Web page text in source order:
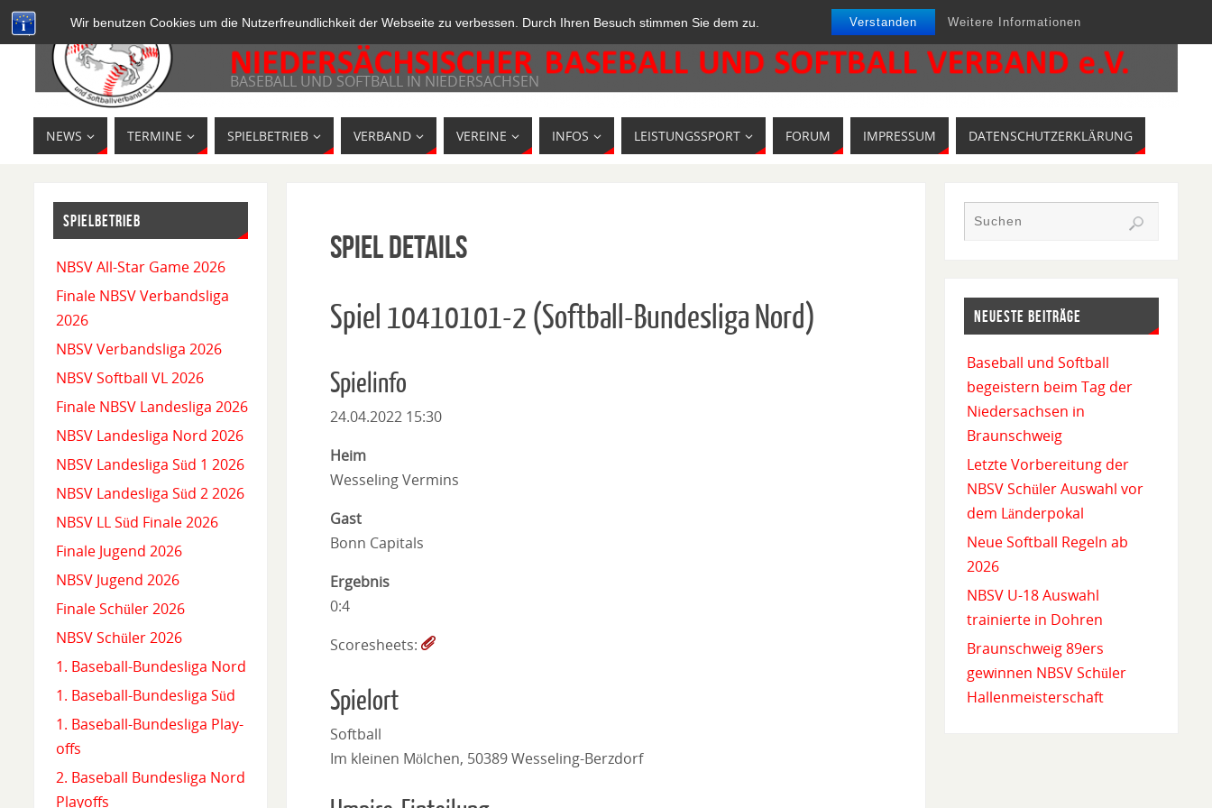
Wir benutzen Cookies um die Nutzerfreundlichkeit der Webseite zu verbessen. Durch Ihren Besuch stimmen Sie dem zu. Verstanden Weitere Informationen
BASEBALL UND SOFTBALL IN NIEDERSACHSEN
NEWS TERMINE SPIELBETRIEB VERBAND VEREINE INFOS LEISTUNGSSPORT FORUM IMPRESSUM DATENSCHUTZERKLÄRUNG
Spiel Details
Spiel 10410101-2 (Softball-Bundesliga Nord)
Spielinfo
24.04.2022 15:30
Heim
Wesseling Vermins
Gast
Bonn Capitals
Ergebnis
0:4
Scoresheets:
Spielort
Softball
Im kleinen Mölchen, 50389 Wesseling-Berzdorf
SPIELBETRIEB
NBSV All-Star Game 2026
Finale NBSV Verbandsliga
2026
NBSV Verbandsliga 2026
NBSV Softball VL 2026
Finale NBSV Landesliga 2026
NBSV Landesliga Nord 2026
NBSV Landesliga Süd 1 2026
NBSV Landesliga Süd 2 2026
NBSV LL Süd Finale 2026
Finale Jugend 2026
NBSV Jugend 2026
Finale Schüler 2026
NBSV Schüler 2026
1. Baseball-Bundesliga Nord
1. Baseball-Bundesliga Süd
1. Baseball-Bundesliga Play-
offs
2. Baseball Bundesliga Nord
Playoffs
NEUESTE BEITRÄGE
Baseball und Softball
begeistern beim Tag der
Niedersachsen in
Braunschweig
Letzte Vorbereitung der
NBSV Schüler Auswahl vor
dem Länderpokal
Neue Softball Regeln ab
2026
NBSV U-18 Auswahl
trainierte in Dohren
Braunschweig 89ers
gewinnen NBSV Schüler
Hallenmeisterschaft